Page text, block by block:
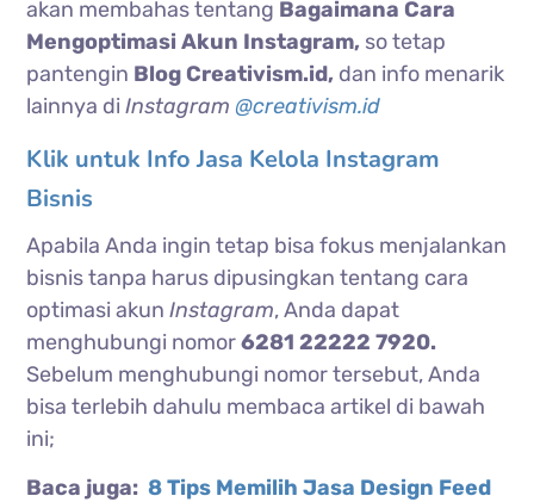
akan membahas tentang Bagaimana Cara
Mengoptimasi Akun Instagram, so tetap
pantengin Blog Creativism.id, dan info menarik
lainnya diInstagram @creativism.id
Klik untuk Info Jasa Kelola Instagram
Bisnis
Apabila Anda ingin tetap bisa fokus menjalankan
bisnis tanpa harus dipusingkan tentang cara
optimasi akunInstagram, Anda dapat
menghubungi nomor6281 22222 7920.
Sebelum menghubungi nomor tersebut, Anda
bisa terlebih dahulu membaca artikel di bawah
ini;
Baca juga: 8 Tips Memilih Jasa Design Feed